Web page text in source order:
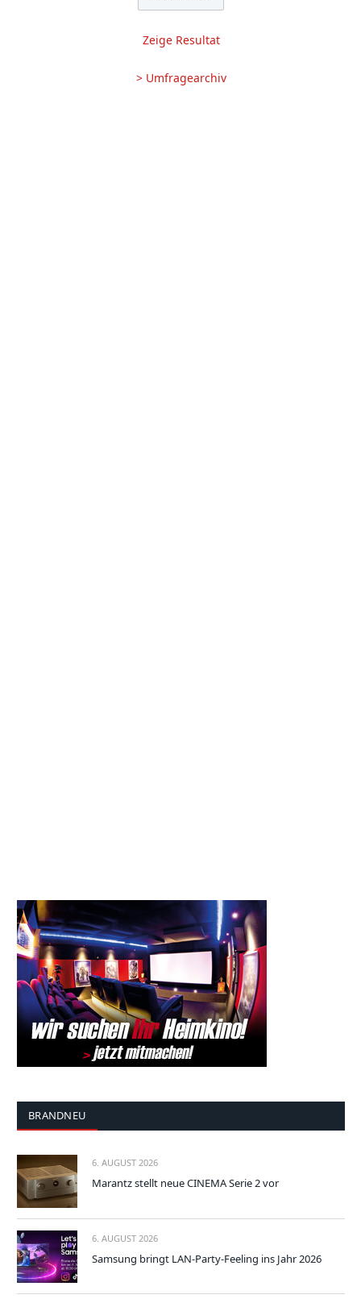
Zeige Resultat
> Umfragearchiv
BRANDNEU
6. AUGUST 2026
Marantz stellt neue CINEMA Serie 2 vor
6. AUGUST 2026
Samsung bringt LAN-Party-Feeling ins Jahr 2026